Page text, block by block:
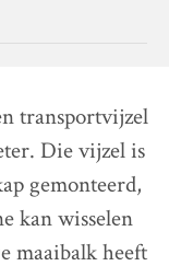
transportvijzel
Die vijzel is
gemonteerd,
kan wisselen
maaibalk heeft